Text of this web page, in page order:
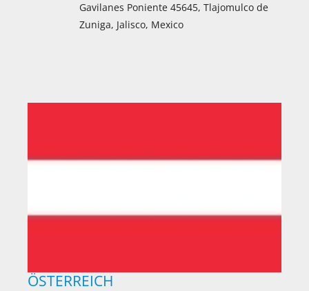
Gavilanes Poniente 45645, Tlajomulco de
Zuniga, Jalisco, Mexico
ÖSTERREICH